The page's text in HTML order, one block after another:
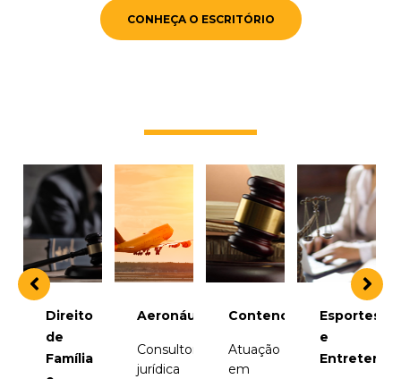
CONHEÇA O ESCRITÓRIO
Aeronáutico
Consultoria
Contencioso
Atuação
em
Esportes
Entretenimento
Imobiliário